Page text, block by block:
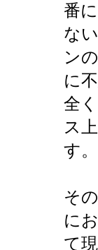
番
な
ン
に
全
ス
す
そ
に
て